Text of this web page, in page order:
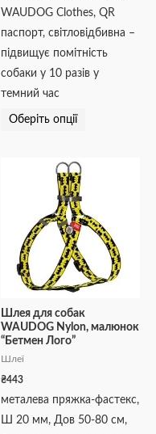
WAUDOG Clothes, QR
паспорт, світловідбивна –
підвищує помітність
собаки у 10 разів у
темний час
Оберіть опції
Шлея для собак
WAUDOG Nylon, малюнок
“Бетмен Лого”
Шлеї
₴443
металева пряжка-фастекс,
Ш 20 мм, Дов 50-80 см,